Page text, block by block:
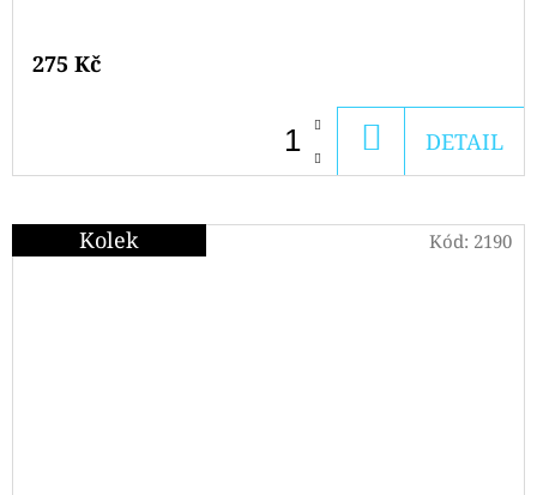
275 Kč
KOŠÍKU
DETAIL
Kolek Kód: 2190